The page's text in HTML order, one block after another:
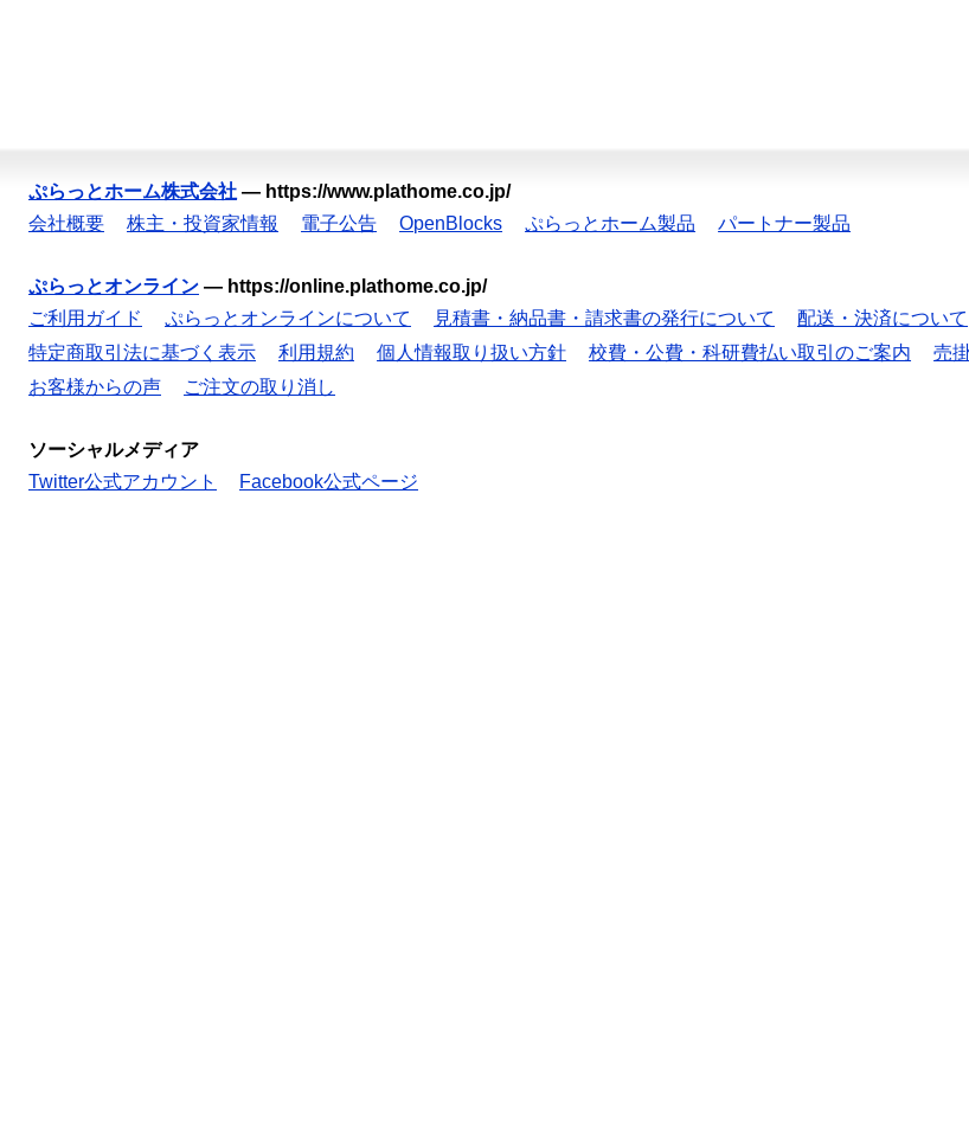
ぷらっとホーム株式会社 — https://www.plathome.co.jp/
会社概要
株主・投資家情報 電子公告 OpenBlocks ぷらっとホーム製品 パートナー製品
ぷらっとオンライン — https://online.plathome.co.jp/
ご利用ガイド
ぷらっとオンラインについて 見積書・納品書・請求書の発行について 配送・決済について
特定商取引法に基づく表示
利用規約 個人情報取り扱い方針 校費・公費・科研費払い取引のご案内 売
お客様からの声
ご注文の取り消し
ソーシャルメディア
Twitter公式アカウント
Facebook公式ページ